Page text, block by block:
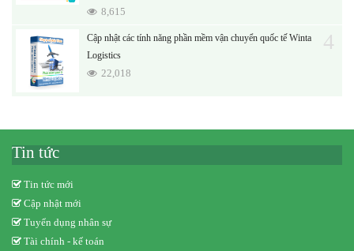
8,615
Cập nhật các tính năng phần mềm vận chuyển quốc tế Winta
Logistics
22,018
4
Tin tức
Tin tức mới
Cập nhật mới
Tuyển dụng nhân sự
Tài chính - kế toán